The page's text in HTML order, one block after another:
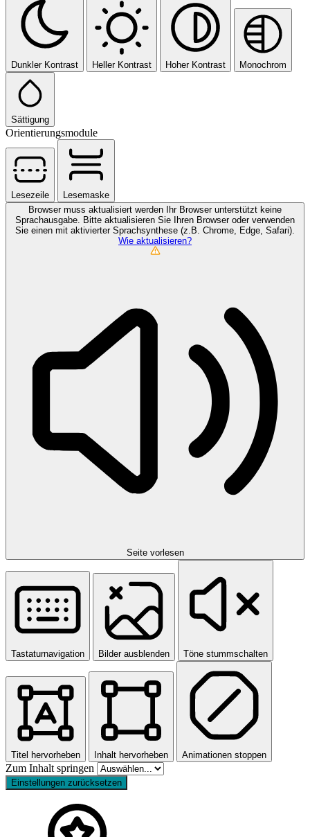
Dunkler Kontrast Heller Kontrast Hoher Kontrast Monochrom
Sättigung
Orientierungsmodule
Lesezeile
Lesemaske
Browser muss aktualisiert werden Ihr Browser unterstützt keine
Sprachausgabe. Bitte aktualisieren Sie Ihren Browser oder verwenden
Sie einen mit aktivierter Sprachsynthese (z.B. Chrome, Edge, Safari).
Wie aktualisieren?
Seite vorlesen
Tastaturnavigation Bilder ausblenden Töne stummschalten
Titel hervorheben Inhalt hervorheben Animationen stoppen
Zum Inhalt springen
Einstellungen zurücksetzen